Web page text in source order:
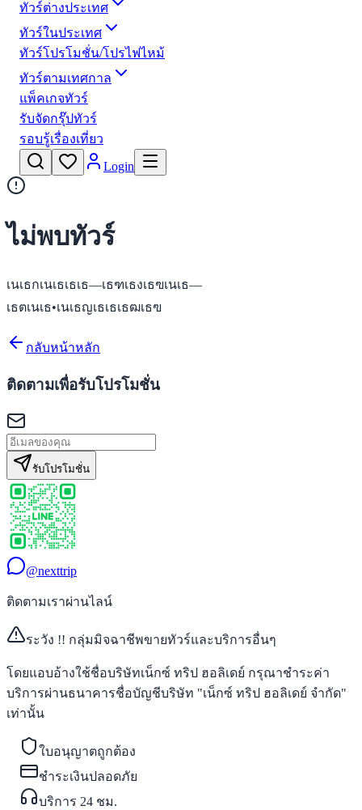
ทัวร์ต่างประเทศ
ทัวร์ในประเทศ
ทัวร์โปรโมชั่น/โปรไฟไหม้
ทัวร์ตามเทศกาล
แพ็คเกจทัวร์
รับจัดกรุ๊ปทัวร์
รอบรู้เรื่องเที่ยว
Login
ไม่พบทัวร์
เนเธกเนเธเธเธ—เธฑเธงเธฃเนเธ—
เธตเนเธ•เนเธญเธเธเธฒเธฃ
กลับหน้าหลัก
ติดตามเพื่อรับโปรโมชั่น
รับโปรโมชั่น
@nexttrip
ติดตามเราผ่านไลน์
ระวัง !! กลุ่มมิจฉาชีพขายทัวร์และบริการอื่นๆ
โดยแอบอ้างใช้ชื่อบริษัทเน็กซ์ ทริป ฮอลิเดย์ กรุณาชำระค่า
บริการผ่านธนาคารชื่อบัญชีบริษัท "เน็กซ์ ทริป ฮอลิเดย์ จำกัด"
เท่านั้น
ใบอนุญาตถูกต้อง
ชำระเงินปลอดภัย
บริการ 24 ชม.